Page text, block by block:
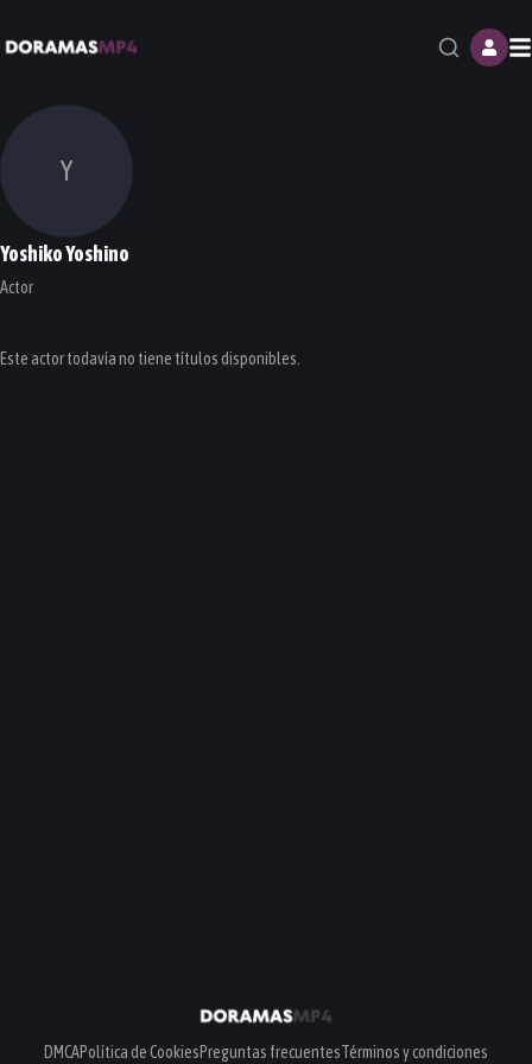
Y
Yoshiko Yoshino
Actor
Este actor todavía no tiene títulos disponibles.
DMCAPolítica de CookiesPreguntas frecuentesTérminos y condiciones